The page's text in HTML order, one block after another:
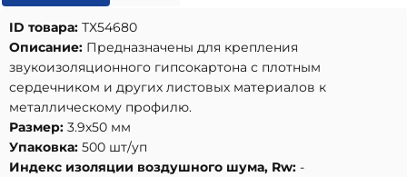
ID товара: ТХ54680
Описание: Предназначены для крепления
звукоизоляционного гипсокартона с плотным
сердечником и других листовых материалов к
металлическому профилю.
Размер: 3.9х50 мм
Упаковка: 500 шт/уп
Индекс изоляции воздушного шума, Rw: -